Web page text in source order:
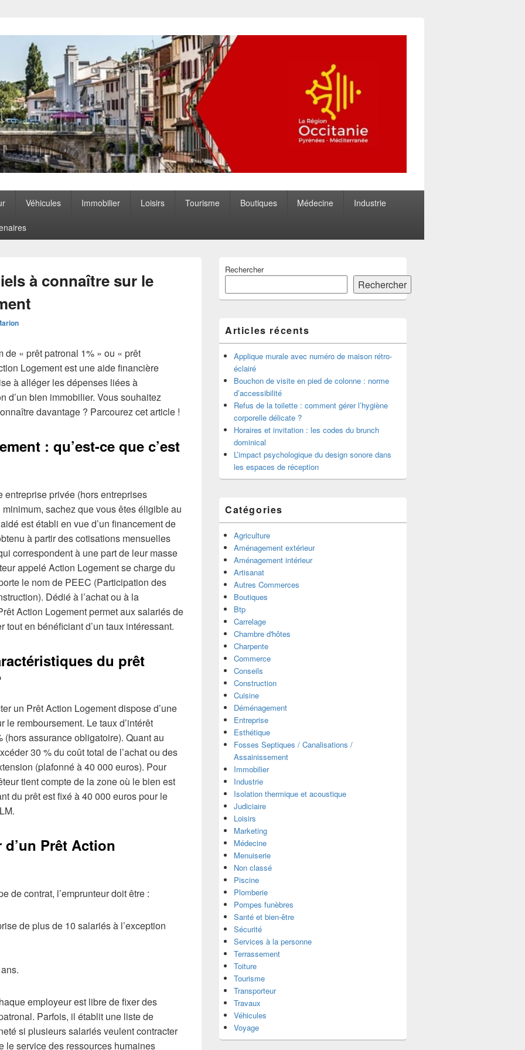
Véhicules Immobilier Loisirs Tourisme Boutiques Médecine Industrie
à connaître sur le
« prêt patronal 1% » ou « prêt
Logement est une aide financière
à alléger les dépenses liées à
d’un bien immobilier. Vous souhaitez
davantage ? Parcourez cet article !
: qu’est-ce que c’est
entreprise privée (hors entreprises
sachez que vous êtes éligible au
est établi en vue d’un financement de
à partir des cotisations mensuelles
correspondent à une part de leur masse
appelé Action Logement se charge du
le nom de PEEC (Participation des
Dédié à l’achat ou à la
Action Logement permet aux salariés de
en bénéficiant d’un taux intéressant.
du prêt
un Prêt Action Logement dispose d’une
le remboursement. Le taux d’intérêt
assurance obligatoire). Quant au
30 % du coût total de l’achat ou des
(plafonné à 40 000 euros). Pour
tient compte de la zone où le bien est
du prêt est fixé à 40 000 euros pour le
Prêt Action
de contrat, l’emprunteur doit être :
de plus de 10 salariés à l’exception
employeur est libre de fixer des
Parfois, il établit une liste de
si plusieurs salariés veulent contracter
le service des ressources humaines
principale
widget
pour
barre
latérale
Rechercher
Rechercher
Articles récents
Applique murale avec numéro de maison rétro-
éclairé
Bouchon de visite en pied de colonne : norme
d’accessibilité
Refus de la toilette : comment gérer l’hygiène
corporelle délicate ?
Horaires et invitation : les codes du brunch
dominical
L’impact psychologique du design sonore dans
les espaces de réception
Catégories
Agriculture
Aménagement extérieur
Aménagement intérieur
Artisanat
Autres Commerces
Boutiques
Btp
Carrelage
Chambre d'hôtes
Charpente
Commerce
Conseils
Construction
Cuisine
Déménagement
Entreprise
Esthétique
Fosses Septiques / Canalisations /
Assainissement
Immobilier
Industrie
Isolation thermique et acoustique
Judiciaire
Loisirs
Marketing
Médecine
Menuiserie
Non classé
Piscine
Plomberie
Pompes funèbres
Santé et bien-être
Sécurité
Services à la personne
Terrassement
Toiture
Tourisme
Transporteur
Travaux
Véhicules
Voyage